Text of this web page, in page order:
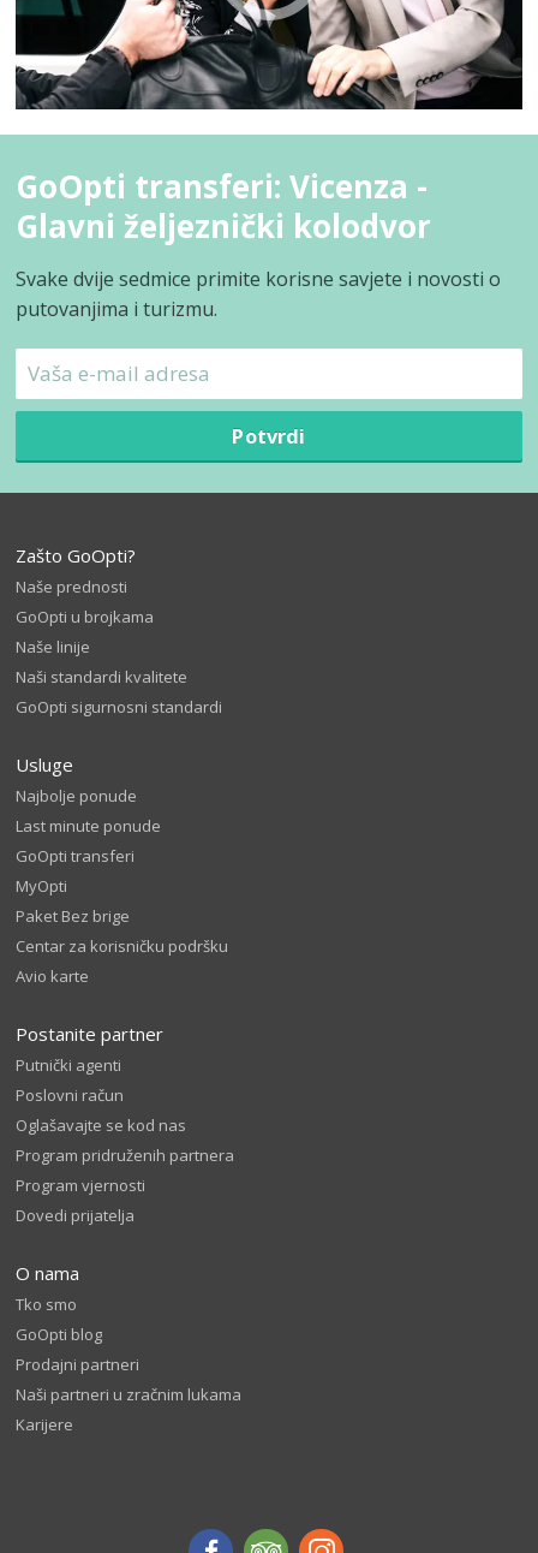
GoOpti transferi: Vicenza -
Glavni željeznički kolodvor
Svake dvije sedmice primite korisne savjete i novosti o
putovanjima i turizmu.
Potvrdi
Zašto GoOpti?
Naše prednosti
GoOpti u brojkama
Naše linije
Naši standardi kvalitete
GoOpti sigurnosni standardi
Usluge
Najbolje ponude
Last minute ponude
GoOpti transferi
MyOpti
Paket Bez brige
Centar za korisničku podršku
Avio karte
Postanite partner
Putnički agenti
Poslovni račun
Oglašavajte se kod nas
Program pridruženih partnera
Program vjernosti
Dovedi prijatelja
O nama
Tko smo
GoOpti blog
Prodajni partneri
Naši partneri u zračnim lukama
Karijere